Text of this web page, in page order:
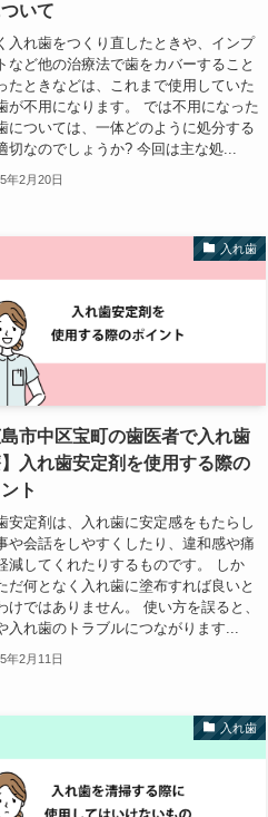
いて
入れ歯をつくり直したときや、インプ
など他の治療法で歯をカバーすること
たときなどは、これまで使用していた
が不用になります。 では不用になった
については、一体どのように処分する
切なのでしょうか? 今回は主な処...
年2月20日
入れ歯
島市中区宝町の歯医者で入れ歯
入れ歯安定剤を使用する際の
ト
安定剤は、入れ歯に安定感をもたらし
や会話をしやすくしたり、違和感や痛
減してくれたりするものです。 しか
だ何となく入れ歯に塗布すれば良いと
けではありません。 使い方を誤ると、
入れ歯のトラブルにつながります...
年2月11日
入れ歯